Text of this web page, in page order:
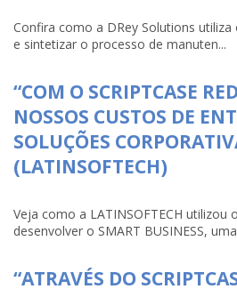
Confira como a DRey Solutions utiliza
e sintetizar o processo de manuten...
“COM O SCRIPTCASE
NOSSOS CUSTOS DE
SOLUÇÕES
(LATINSOFTECH)
Veja como a LATINSOFTECH utilizou
desenvolver o SMART BUSINESS,
“ATRAVÉS DO